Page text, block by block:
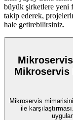
büyük şirketlere yeni
takip ederek,
hale getirebilirsiniz.
Mikroservis
Mikroservis
ile